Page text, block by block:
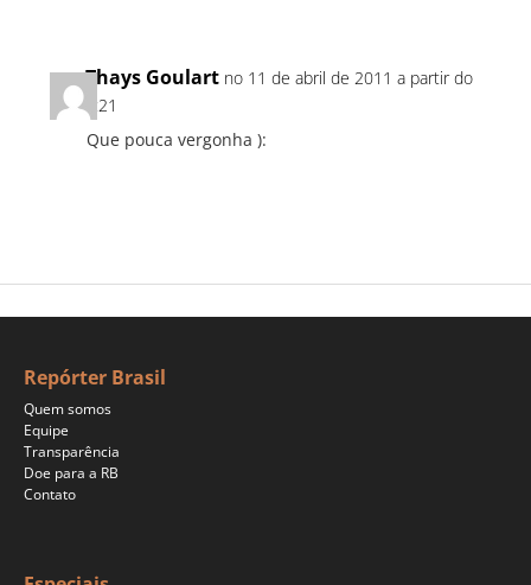
Thays Goulart no 11 de abril de 2011 a partir do
9:21
Que pouca vergonha ):
Repórter Brasil
Quem somos
Equipe
Transparência
Doe para a RB
Contato